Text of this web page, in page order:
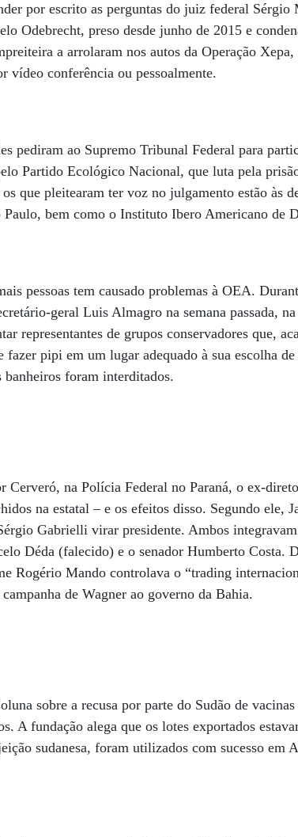
por escrito as perguntas do juiz federal Sérgio
Odebrecht, preso desde junho de 2015 e
a arrolaram nos autos da Operação
vídeo conferência ou pessoalmente.
pediram ao Supremo Tribunal Federal para
Partido Ecológico Nacional, que luta pela
que pleitearam ter voz no julgamento estão às
Paulo, bem como o Instituto Ibero Americano de
pessoas tem causado problemas à OEA.
geral Luis Almagro na semana passada,
representantes de grupos conservadores que,
pipi em um lugar adequado à sua escolha de
foram interditados.
Cerveró, na Polícia Federal no Paraná, o ex-
na estatal – e os efeitos disso. Segundo ele,
Gabrielli virar presidente. Ambos
Déda (falecido) e o senador Humberto Costa.
Rogério Mando controlava o “trading
de Wagner ao governo da Bahia.
sobre a recusa por parte do Sudão de
A fundação alega que os lotes exportados
sudanesa, foram utilizados com sucesso em